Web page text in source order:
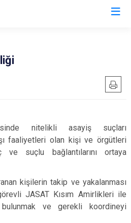
nitelikli asayiş suçları
faaliyetleri olan kişi ve örgütleri
suçlu bağlantılarını ortaya
kişilerin takip ve yakalanması
JASAT Kısım Amirlikleri ile
ve gerekli koordineyi